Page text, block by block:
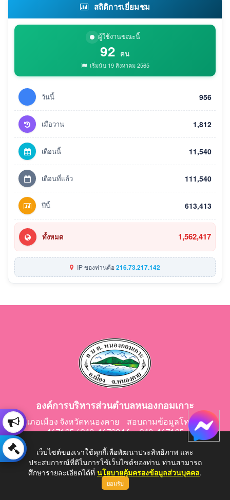
สถิติการเยี่ยมชม
ผู้ใช้งานขณะนี้
92 คน
เริ่มนับ 19 สิงหาคม 2565
วันนี้ 956
เมื่อวาน 1,812
เดือนนี้ 11,540
เดือนที่แล้ว 111,540
ปีนี้ 613,413
ทั้งหมด 1,562,417
IP ของท่านคือ216.73.217.142
องค์การบริหารส่วนตำบลหนองกอมเกาะ
อำเภอเมือง จังหวัดหนองคาย สอบถามข้อมูลโทร 042-
467195 / 042-467024 fax 042-467195
E-Mail: saraban@nongkomkor.go.th
เว็บไซต์ของเราใช้คุกกี้เพื่อพัฒนาประสิทธิภาพ และ
ประสบการณ์ที่ดีในการใช้เว็บไซต์ของท่าน ท่านสามารถ
ศึกษารายละเอียดได้ที่ นโยบายคุ้มครองข้อมูลส่วนบุคคล.
ยอมรับ